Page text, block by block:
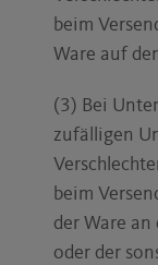
beim
Ware auf
(3) Bei
zufälligen
beim
der Ware
oder der